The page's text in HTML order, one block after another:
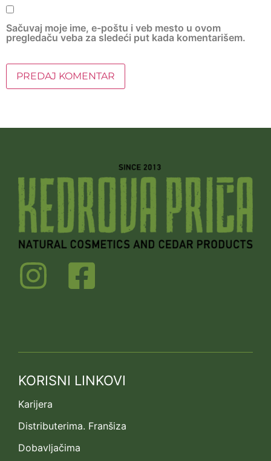
Sačuvaj moje ime, e-poštu i veb mesto u ovom
pregledaču veba za sledeći put kada komentarišem.
KORISNI LINKOVI
Karijera
Distributerima. Franšiza
Dobavljačima